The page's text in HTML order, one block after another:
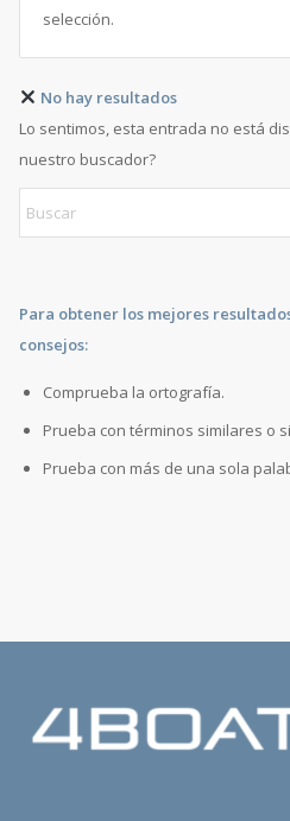
selección.
No hay resultados
Lo sentimos, esta entrada no está
nuestro buscador?
Para obtener los mejores
consejos:
Comprueba la ortografía.
Prueba con términos similares o
Prueba con más de una sola